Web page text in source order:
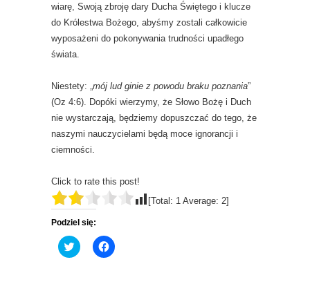
wiarę, Swoją zbroję dary Ducha Świętego i klucze
do Królestwa Bożego, abyśmy zostali całkowicie
wyposażeni do pokonywania trudności upadłego
świata.
Niestety: „ mój lud ginie z powodu braku poznania”
(Oz 4:6). Dopóki wierzymy, że Słowo Bożę i Duch
nie wystarczają, będziemy dopuszczać do tego, że
naszymi nauczycielami będą moce ignorancji i
ciemności.
Click to rate this post!
[Total: 1 Average: 2]
Podziel się:
C
l
C
l